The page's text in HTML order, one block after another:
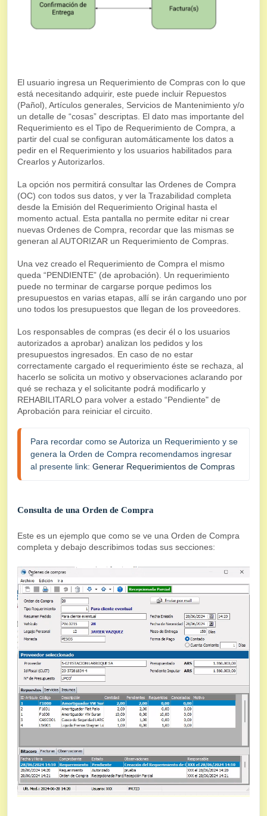
El usuario ingresa un Requerimiento de Compras con lo que
está necesitando adquirir, este puede incluir Repuestos
(Pañol), Artículos generales, Servicios de Mantenimiento y/o
un detalle de “cosas” descriptas. El dato mas importante del
Requerimiento es el Tipo de Requerimiento de Compra, a
partir del cual se configuran automáticamente los datos a
pedir en el Requerimiento y los usuarios habilitados para
Crearlos y Autorizarlos.
La opción nos permitirá consultar las Ordenes de Compra
(OC) con todos sus datos, y ver la Trazabilidad completa
desde la Emisión del Requerimiento Original hasta el
momento actual. Esta pantalla no permite editar ni crear
nuevas Ordenes de Compra, recordar que las mismas se
generan al AUTORIZAR un Requerimiento de Compras.
Una vez creado el Requerimiento de Compra el mismo
queda “PENDIENTE” (de aprobación). Un requerimiento
puede no terminar de cargarse porque pedimos los
presupuestos en varias etapas, allí se irán cargando uno por
uno todos los presupuestos que llegan de los proveedores.
Los responsables de compras (es decir él o los usuarios
autorizados a aprobar) analizan los pedidos y los
presupuestos ingresados. En caso de no estar
correctamente cargado el requerimiento éste se rechaza, al
hacerlo se solicita un motivo y observaciones aclarando por
qué se rechaza y el solicitante podrá modificarlo y
REHABILITARLO para volver a estado “Pendiente" de
Aprobación para reiniciar el circuito.
Para recordar como se Autoriza un Requerimiento y se
genera la Orden de Compra recomendamos ingresar
al presente link: Generar Requerimientos de Compras
Consulta de una Orden de Compra
Este es un ejemplo que como se ve una Orden de Compra
completa y debajo describimos todas sus secciones: